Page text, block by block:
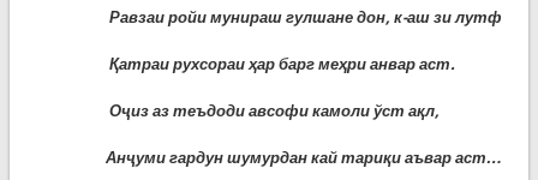
Равзаи ройи мунираш гулшане дон, к-аш зи лутф
Қатраи рухсораи ҳар барг меҳри анвар аст.
Оҷиз аз теъдоди авсофи камоли ўст ақл,
Анҷуми гардун шумурдан кай тариқи аъвар аст…